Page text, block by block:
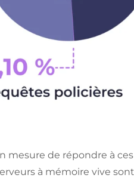
mesure de répondre à
à mémoire vive